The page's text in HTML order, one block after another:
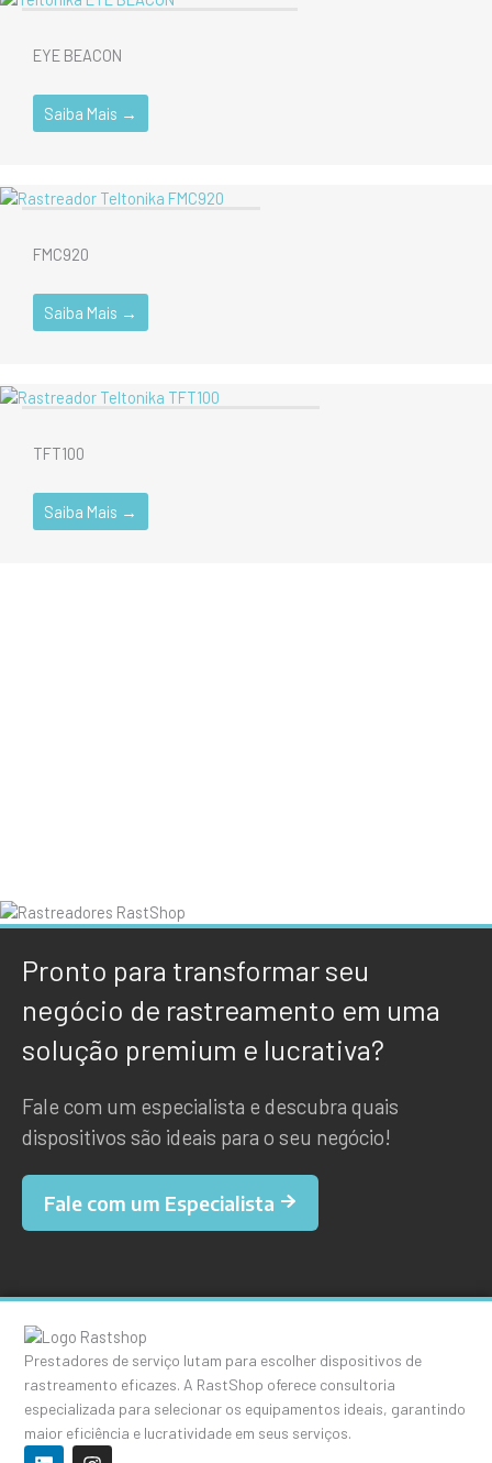
EYE BEACON
Saiba Mais →
FMC920
Saiba Mais →
TFT100
Saiba Mais →
Pronto para transformar seu
negócio de rastreamento em uma
solução premium e lucrativa?
Fale com um especialista e descubra quais
dispositivos são ideais para o seu negócio!
Fale com um Especialista
Prestadores de serviço lutam para escolher dispositivos de
rastreamento eficazes. A RastShop oferece consultoria
especializada para selecionar os equipamentos ideais, garantindo
maior eficiência e lucratividade em seus serviços.
L
I